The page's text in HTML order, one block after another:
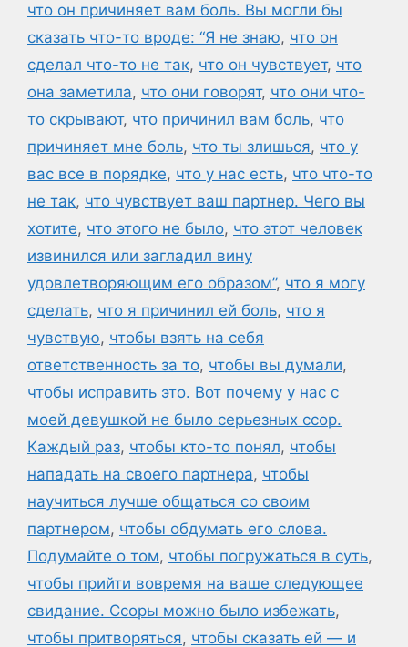
что он причиняет вам боль. Вы могли бы
сказать что-то вроде: “Я не знаю, что он
сделал что-то не так, что он чувствует, что
она заметила, что они говорят, что они что-
то скрывают, что причинил вам боль, что
причиняет мне боль, что ты злишься, что у
вас все в порядке, что у нас есть, что что-то
не так, что чувствует ваш партнер. Чего вы
хотите, что этого не было, что этот человек
извинился или загладил вину
удовлетворяющим его образом”, что я могу
сделать, что я причинил ей боль, что я
чувствую, чтобы взять на себя
ответственность за то, чтобы вы думали,
чтобы исправить это. Вот почему у нас с
моей девушкой не было серьезных ссор.
Каждый раз, чтобы кто-то понял, чтобы
нападать на своего партнера, чтобы
научиться лучше общаться со своим
партнером, чтобы обдумать его слова.
Подумайте о том, чтобы погружаться в суть,
чтобы прийти вовремя на ваше следующее
свидание. Ссоры можно было избежать,
чтобы притворяться, чтобы сказать ей — и